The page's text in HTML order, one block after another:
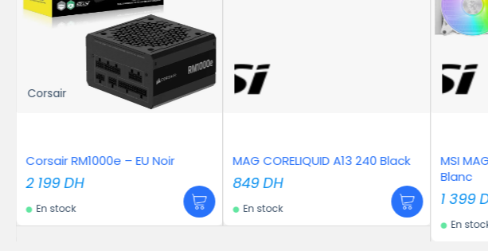
MAG CORELIQUID A13 240 Black
849
MSI MAG Coreliquid E240 –
Blanc
En stock